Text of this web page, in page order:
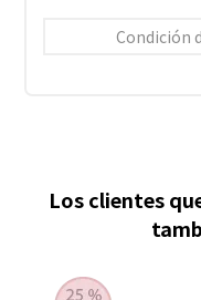
Condición
Los clientes